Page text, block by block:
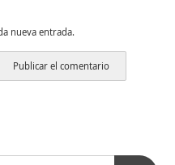
nueva entrada.